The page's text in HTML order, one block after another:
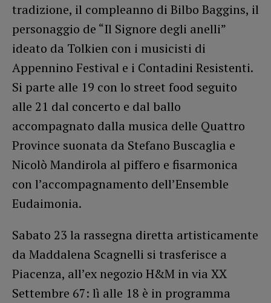
tradizione, il compleanno di Bilbo Baggins, il
personaggio de “Il Signore degli anelli”
ideato da Tolkien con i musicisti di
Appennino Festival e i Contadini Resistenti.
Si parte alle 19 con lo street food seguito
alle 21 dal concerto e dal ballo
accompagnato dalla musica delle Quattro
Province suonata da Stefano Buscaglia e
Nicolò Mandirola al piffero e fisarmonica
con l’accompagnamento dell’Ensemble
Eudaimonia.
Sabato 23 la rassegna diretta artisticamente
da Maddalena Scagnelli si trasferisce a
Piacenza, all’ex negozio H&M in via XX
Settembre 67: lì alle 18 è in programma